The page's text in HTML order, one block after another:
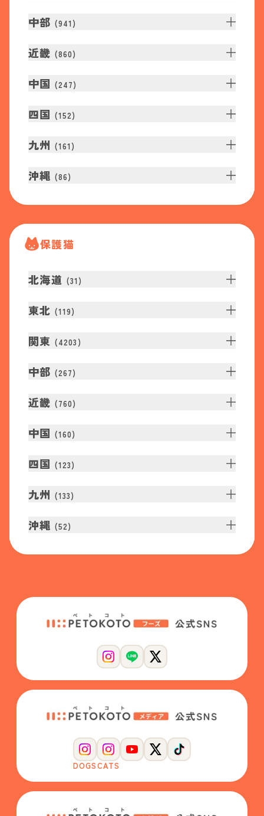
中部 (941 )
近畿 (860)
中国 (247)
四国 (152)
九州 (161 )
沖縄 (86)
保護猫
北海道 (31 )
東北 (119)
関東 (4203 )
中部 (267)
近畿 (760)
中国 (160)
四国 (123)
九州 (133)
沖縄 (52)
DOGSCATS